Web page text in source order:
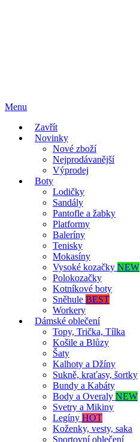
Menu
Zavřít
Novinky
Nové zboží
Nejprodávanější
Výprodej
Boty
Lodičky
Sandály
Pantofle a žabky
Platformy
Baleríny
Tenisky
Mokasíny
Vysoké kozačky NEW
Polokozačky
Kotníkové boty
Sněhule BEST
Workery
Dámské oblečení
Topy, Trička, Tílka
Košile a Blůzy
Šaty
Kalhoty a Džíny
Sukně, kraťasy, šortky
Bundy a Kabáty
Body a Overaly NEW
Svetry a Mikiny
Legíny HOT
Koženky, vesty, saka
Sportovní oblečení